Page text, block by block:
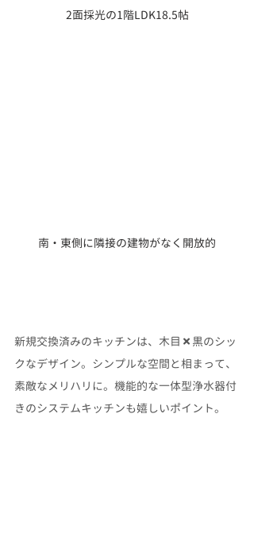
2面採光の1階LDK18.5帖
南・東側に隣接の建物がなく開放的
新規交換済みのキッチンは、木目✖黒のシッ
クなデザイン。シンプルな空間と相まって、
素敵なメリハリに。機能的な一体型浄水器付
きのシステムキッチンも嬉しいポイント。